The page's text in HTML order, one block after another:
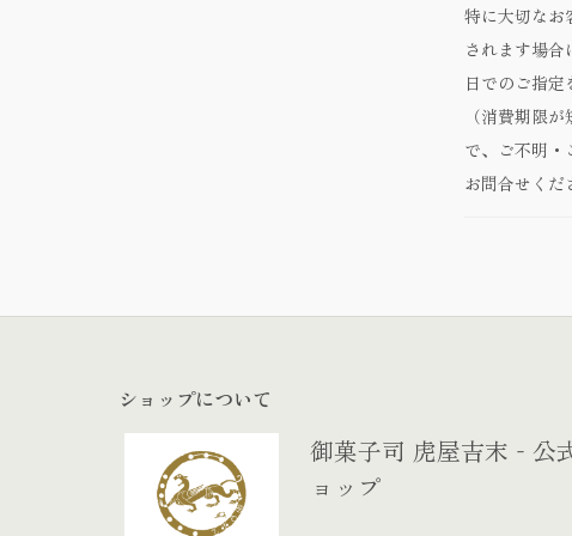
特に大切なお
されます場
日でのご指定
（消費期限
で、ご不明・
お問合せくだ
ショップについて
御菓子司 虎屋吉末‐公
ョップ